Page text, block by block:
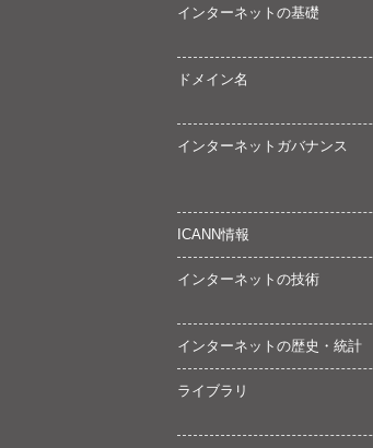
インターネットの基礎
ドメイン名
インターネットガバナンス
ICANN情報
インターネットの技術
インターネットの歴史・統計
ライブラリ